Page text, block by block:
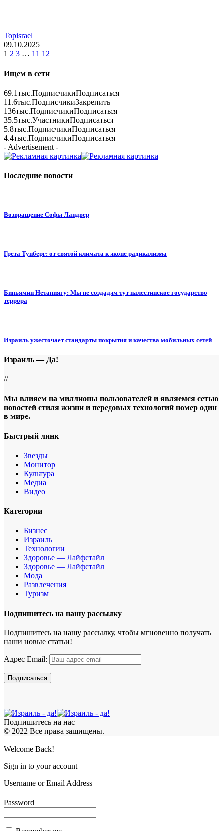
Topisrael
09.10.2025
1 2 3 … 11 12
Ищем в сети
69.1тыс.ПодписчикиПодписаться
11.6тыс.ПодписчикиЗакрепить
136тыс.ПодписчикиПодписаться
35.5тыс.УчастникиПодписаться
5.8тыс.ПодписчикиПодписаться
4.4тыс.ПодписчикиПодписаться
- Advertisement -
Последние новости
Возвращение Софы Ландвер
Грета Тунберг: от святой климата к иконе радикализма
Биньямин Нетаниягу: Мы не создадим тут палестинское государство
террора
Израиль ужесточает стандарты покрытия и качества мобильных сетей
Израиль — Да!
//
Мы влияем на миллионы пользователей и являемся сетью
новостей стиля жизни и передовых технологий номер один
в мире.
Быстрый линк
Звезды
Монитор
Культура
Медиа
Видео
Категории
Бизнес
Израиль
Технологии
Здоровье — Лайфстайл
Здоровье — Лайфстайл
Мода
Развлечения
Туризм
Подпишитесь на нашу рассылку
Подпишитесь на нашу рассылку, чтобы мгновенно получать
наши новые статьи!
Адрес Email:
Подпишитесь на нас
© 2022 Все права защищены.
Welcome Back!
Sign in to your account
Username or Email Address
Password